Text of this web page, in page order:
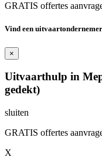
GRATIS offertes
Vind een
×
Uitvaarthulp in
gedekt)
sluiten
GRATIS offertes
X